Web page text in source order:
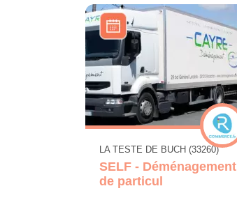
LA TESTE DE BUCH (33260)
SELF - Déménagement
de particul